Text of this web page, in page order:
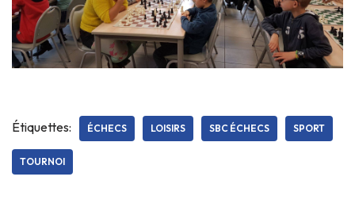
Étiquettes: ÉCHECS LOISIRS SBC ÉCHECS SPORT
TOURNOI